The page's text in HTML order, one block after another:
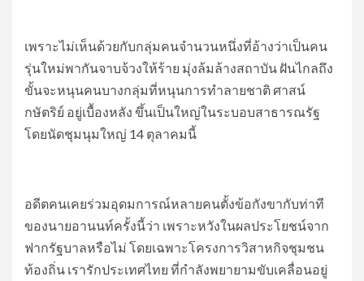
เพราะไม่เห็นด้วยกับกลุ่มคนจำนวนหนึ่งที่อ้างว่าเป็นคน
รุ่นใหม่พากันจาบจ้วงให้ร้าย มุ่งล้มล้างสถาบัน ฝันไกลถึง
ขั้นจะหนุนคนบางกลุ่มที่หนุนการทำลายชาติ ศาสน์
กษัตริย์ อยู่เบื้องหลัง ขึ้นเป็นใหญ่ในระบอบสาธารณรัฐ
โดยนัดชุมนุมใหญ่ 14 ตุลาคมนี้
อดีตคนเคยร่วมอุดมการณ์หลายคนตั้งข้อกังขากับท่าที
ของนายอานนท์ครั้งนี้ว่า เพราะหวังในผลประโยชน์จาก
ฟากรัฐบาลหรือไม่ โดยเฉพาะโครงการวิสาหกิจชุมชน
ท้องถิ่น เรารักประเทศไทย ที่กำลังพยายามขับเคลื่อนอยู่